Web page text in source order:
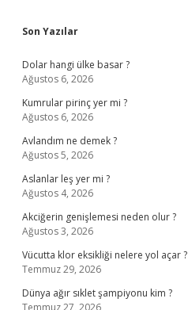
Sidebar
Son Yazılar
Dolar hangi ülke basar ?
Ağustos 6, 2026
Kumrular pirinç yer mi ?
Ağustos 6, 2026
Avlandım ne demek ?
Ağustos 5, 2026
Aslanlar leş yer mi ?
Ağustos 4, 2026
Akciğerin genişlemesi neden olur ?
Ağustos 3, 2026
Vücutta klor eksikliği nelere yol açar ?
Temmuz 29, 2026
Dünya ağır sıklet şampiyonu kim ?
Temmuz 27, 2026